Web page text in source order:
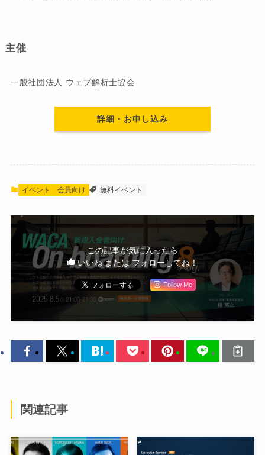
主催
一般社団法人 ウェブ解析士協会
詳細・お申し込み
イベント 会員向け 無料イベント
この記事が気に入ったら
いいね または フォローしてね！
Follow Me
関連記事